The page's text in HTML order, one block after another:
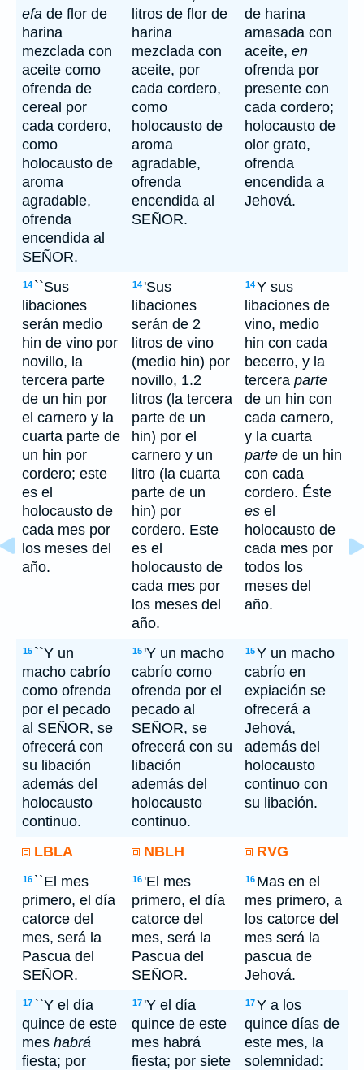
efa de flor de
harina
mezclada con
aceite como
ofrenda de
cereal por
cada cordero,
como
holocausto de
aroma
agradable,
ofrenda
encendida al
SEÑOR.
litros de flor de
harina
mezclada con
aceite, por
cada cordero,
como
holocausto de
aroma
agradable,
ofrenda
encendida al
SEÑOR.
de harina
amasada con
aceite, en
ofrenda por
presente con
cada cordero;
holocausto de
olor grato,
ofrenda
encendida a
Jehová.
14 ``Sus
libaciones
serán medio
hin de vino por
novillo, la
tercera parte
de un hin por
el carnero y la
cuarta parte de
un hin por
cordero; este
es el
holocausto de
cada mes por
los meses del
año.
14 'Sus
libaciones
serán de 2
litros de vino
(medio hin) por
novillo, 1.2
litros (la tercera
parte de un
hin) por el
carnero y un
litro (la cuarta
parte de un
hin) por
cordero. Este
es el
holocausto de
cada mes por
los meses del
año.
14Y sus
libaciones de
vino, medio
hin con cada
becerro, y la
tercera parte
de un hin con
cada carnero,
y la cuarta
parte de un hin
con cada
cordero. Éste
es el
holocausto de
cada mes por
todos los
meses del
año.
15 ``Y un
macho cabrío
como ofrenda
por el pecado
al SEÑOR, se
ofrecerá con
su libación
además del
holocausto
continuo.
15 'Y un macho
cabrío como
ofrenda por el
pecado al
SEÑOR, se
ofrecerá con su
libación
además del
holocausto
continuo.
15Y un macho
cabrío en
expiación se
ofrecerá a
Jehová,
además del
holocausto
continuo con
su libación.
LBLA NBLH RVG
16 ``El mes
primero, el día
catorce del
mes, será la
Pascua del
SEÑOR.
16 'El mes
primero, el día
catorce del
mes, será la
Pascua del
SEÑOR.
16 Mas en el
mes primero, a
los catorce del
mes será la
pascua de
Jehová.
17 ``Y el día
quince de este
mes habrá
fiesta; por
17 'Y el día
quince de este
mes habrá
fiesta; por siete
17Y a los
quince días de
este mes, la
solemnidad: